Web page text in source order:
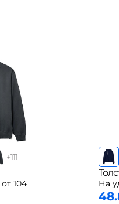
+111
от 104 На